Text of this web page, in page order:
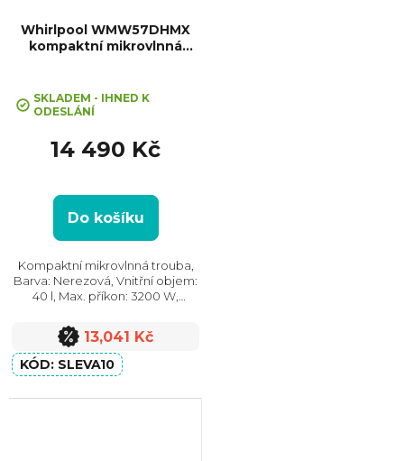
Whirlpool WMW57DHMX
kompaktní mikrovlnná
SKLADEM - IHNED K
ODESLÁNÍ
14 490 Kč
Do košíku
Kompaktní mikrovlnná trouba,
Barva: Nerezová, Vnitřní objem:
40 l, Max. příkon: 3200 W,
(VxŠxH): 455x595x560 mm,
Počet skel ve dvířkách: 3
13,041 Kč
SLEVA10